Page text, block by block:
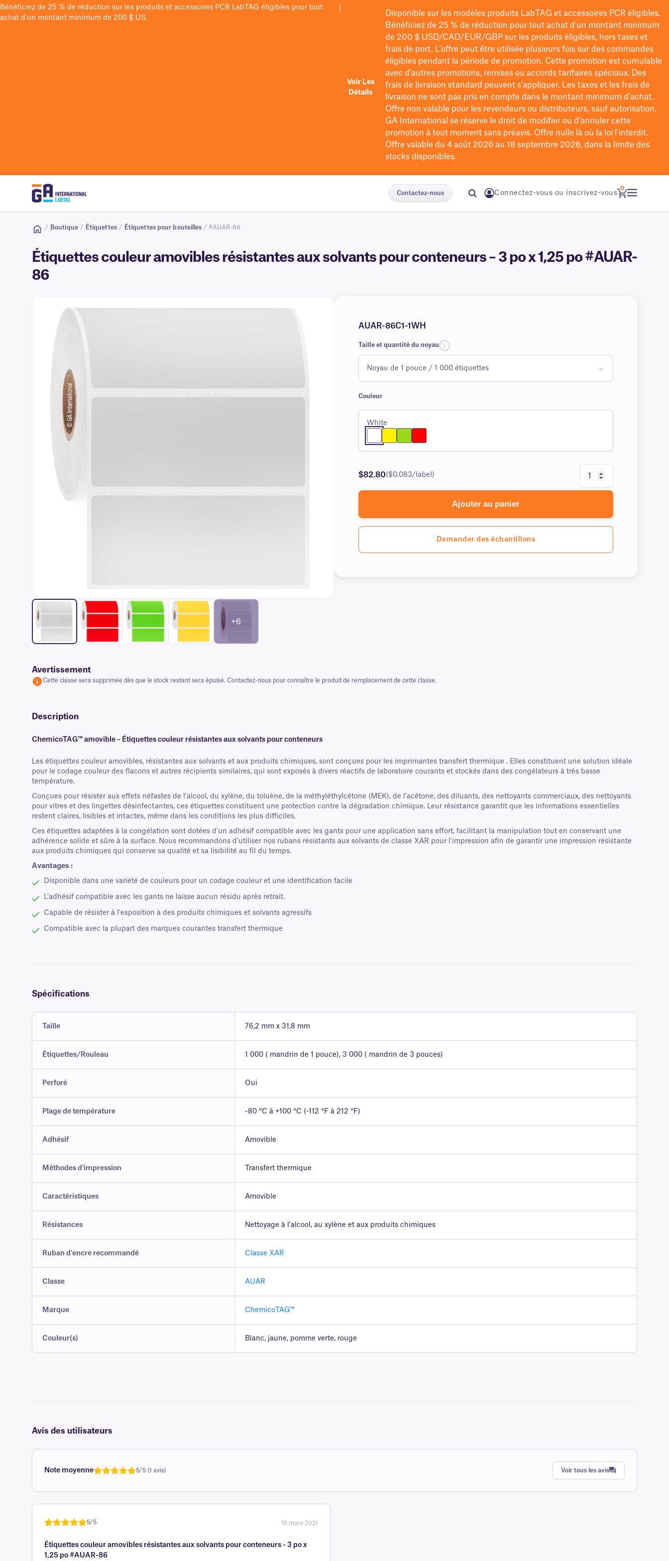
Bénéficiez de 25 % de réduction sur les produits et accessoires PCR LabTAG éligibles pour tout
achat d'un montant minimum de 200 $ US.
Voir Les
Détails
Disponible sur les modèles produits LabTAG et accessoires PCR éligibles.
Bénéficiez de 25 % de réduction pour tout achat d'un montant minimum
de 200 $USD/CAD/EUR/GBPsur les produits éligibles, hors taxes et
frais de port. L'offre peut être utilisée plusieurs fois sur des commandes
éligibles pendant la période de promotion. Cette promotion est cumulable
avec d'autres promotions, remises ou accords tarifaires spéciaux. Des
frais de livraison standard peuvent s'appliquer. Les taxes et les frais de
livraison ne sont pas pris en compte dans le montant minimum d'achat.
Offre non valable pour les revendeurs ou distributeurs, sauf autorisation.
GA International se réserve le droit de modifierou d’annuler cette
promotion à tout moment sans préavis. Offre nulle là où la loi l’interdit.
Offre valable du 4 août 2026 au 18 septembre 2026, dans la limite des
stocks disponibles.
Contactez-nous Connectez-vous ou inscrivez-vous
0
/ Boutique / Étiquettes / Étiquettes pour bouteilles / #AUAR-86
Étiquettes couleur amovibles résistantes aux solvants pour conteneurs – 3 po x 1,25 po #AUAR-
86
+6
AUAR-86C1-1WH
Taille et quantité du noyau
Couleur
White
$82.80($0.083/label)
Ajouter au panier
Demander des échantillons
Avertissement
Cette classe sera supprimée dès que le stock restant sera épuisé. Contactez-nous pour connaître le produit de remplacement de cette classe.
Description
ChemicoTAG™ amovible – Étiquettes couleur résistantes aux solvants pour conteneurs
Les étiquettes couleur amovibles, résistantes aux solvants et aux produits chimiques, sont conçues pour les imprimantes transfert thermique . Elles constituent une solution idéale
pour le codage couleur des flacons et autres récipients similaires, qui sont exposés à divers réactifs de laboratoire courants et stockés dans des congélateurs à très basse
température.
Conçues pour résister aux effets néfastes de l'alcool, du xylène, du toluène, de la méthyléthylcétone (MEK), de l'acétone, des diluants, des nettoyants commerciaux, des nettoyants
pour vitres et des lingettes désinfectantes, ces étiquettes constituent une protection contre la dégradation chimique. Leur résistance garantit que les informations essentielles
restent claires, lisibles et intactes, même dans les conditions les plus difficiles.
Ces étiquettes adaptées à la congélation sont dotées d'un adhésif compatible avec les gants pour une application sans effort, facilitant la manipulation tout en conservant une
adhérence solide et sûre à la surface. Nous recommandons d'utiliser nos rubans résistants aux solvants de classe XAR pour l'impression afin de garantir une impression résistante
aux produits chimiques qui conserve sa qualité et sa lisibilité au fil du temps.
Avantages :
Disponible dans une variété de couleurs pour un codage couleur et une identification facile
L'adhésif compatible avec les gants ne laisse aucun résidu après retrait.
Capable de résister à l'exposition à des produits chimiques et solvants agressifs
Compatible avec la plupart des marques courantes transfert thermique
Spécifications
Taille 76,2 mm x 31,8 mm
Étiquettes/Rouleau 1 000 ( mandrin de 1 pouce), 3 000 ( mandrin de 3 pouces)
Perforé Oui
Plage de température -80 °C à +100 °C (-112 °F à 212 °F)
Adhésif Amovible
Méthodes d'impression Transfert thermique
Caractéristiques Amovible
Résistances Nettoyage à l'alcool, au xylène et aux produits chimiques
Ruban d'encre recommandé Classe XAR
Classe AUAR
Marque ChemicoTAG™
Couleur(s) Blanc, jaune, pomme verte, rouge
Avis des utilisateurs
Note moyenne
sur 5
basée sur
avis client
5/5 (1 avis) Voir tous les avis
5 sur la
base d'
5/5 15 mars 2021
Étiquettes couleur amovibles résistantes aux solvants pour conteneurs - 3 po x
1,25 po #AUAR-86